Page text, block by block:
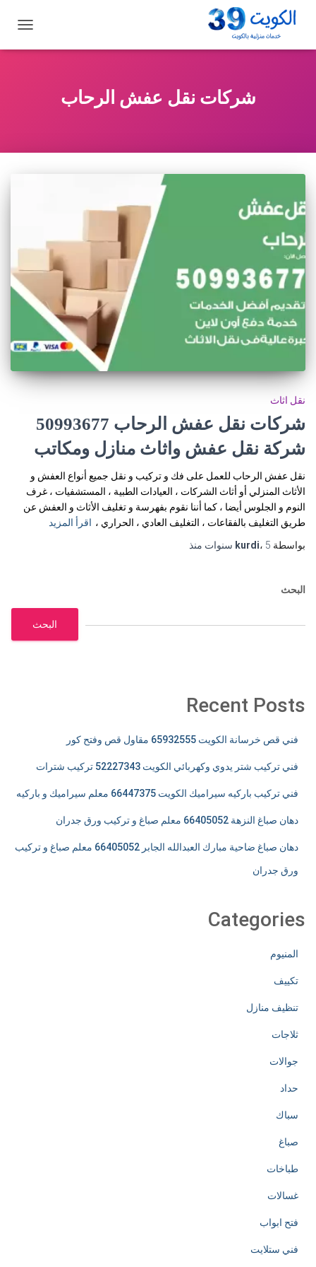
التنقل
شركات نقل عفش الرحاب
نقل اثاث
شركات نقل عفش الرحاب 50993677
شركة نقل عفش واثاث منازل ومكاتب
نقل عفش الرحاب للعمل على فك و تركيب و نقل جميع أنواع العفش و
الأثاث المنزلي أو أثاث الشركات ، العيادات الطبية ، المستشفيات ، غرف
النوم و الجلوس أيضا ، كما أننا نقوم بفهرسة و تغليف الأثاث و العفش عن
طريق التغليف بالفقاعات ، التغليف العادي ، الحراري ، اقرأ المزيد
بواسطة
kurdi، 5 سنوات منذ
البحث
البحث
Recent Posts
فني قص خرسانة الكويت 65932555 مقاول قص وفتح كور
فني تركيب شتر يدوي وكهربائي الكويت 52227343 تركيب شترات
فني تركيب باركيه سيراميك الكويت 66447375 معلم سيراميك و باركيه
دهان صباغ النزهة 66405052 معلم صباغ و تركيب ورق جدران
دهان صباغ ضاحية مبارك العبدالله الجابر 66405052 معلم صباغ و تركيب
ورق جدران
Categories
المنيوم
تكييف
تنظيف منازل
ثلاجات
جوالات
حداد
سباك
صباغ
طباخات
غسالات
فتح ابواب
فني ستلايت